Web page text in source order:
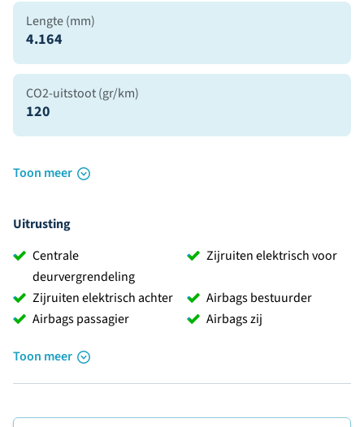
Lengte (mm)
4.164
CO2-uitstoot (gr/km)
120
Toon meer
Uitrusting
Centrale
deurvergrendeling
Zijruiten elektrisch voor
Zijruiten elektrisch achter
Airbags bestuurder
Airbags passagier
Airbags zij
Toon meer